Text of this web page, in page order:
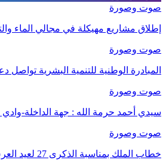
صوت وصورة
إطلاق مشاريع مهيكلة في مجالي الماء
صوت وصورة
المبادرة الوطنية للتنمية البشرية
صوت وصورة
سيدي أحمد حرمة الله : جهة الداخلة-
صوت وصورة
خطاب الملك بمناسبة الذكرى 27 لعيد العرش.